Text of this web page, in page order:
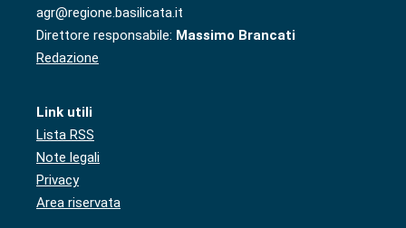
agr@regione.basilicata.it
Direttore responsabile: Massimo Brancati
Redazione
Link utili
Lista RSS
Note legali
Privacy
Area riservata